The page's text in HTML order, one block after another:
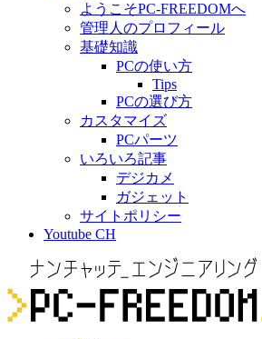
ようこそPC-FREEDOMへ
管理人のプロフィール
基礎知識
PCの使い方
Tips
PCの選び方
カスタマイズ
PCパーツ
いろいろ記事
デジカメ
ガジェット
サイトポリシー
Youtube CH